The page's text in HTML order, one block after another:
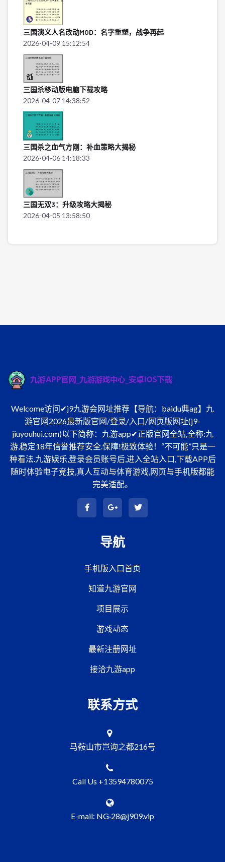
三国演义人名改动MOD：名字重塑，战争再起
2026-04-09 15:12:54
三国杀移动版电脑下载攻略
2026-04-07 14:38:52
三国杀之血气方刚：补血策略大揭秘
2026-04-06 14:18:33
三国无双3：升级攻略大揭秘
2026-04-05 13:58:50
Welcome访问✔j9九游会网址推荐【导航：baidu典ag】九
游官网2026最新版官网/登录/入口/网页版网址(j9-
jiuyouhui.com)以下简称：九游app✔正版官网全站,全称:九
游,稳定18年信誉推荐安全.保障!极致体验！“不可能”只是一
种看法.九游娱乐,登录会员账号后,进入全站入口,下载APP后
随时体验电子竞技,真人互动与体育游戏,网页与手机版都能
完美适配。
导航
手机版入口首页
知道九游官网
项目展示
游戏动态
最新注册网址
接洽九游app
联系方式
马鞍山市岂询之都216号
Call Us +13594780075
E-mail: NG·28@j909.vip